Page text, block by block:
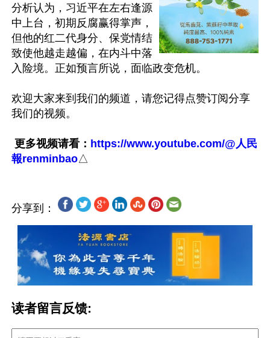
分析认为，习近平在左右逢源
中上台，初期反腐赢得掌声，
但他的红二代身分、保党情结
致使他越走越偏，在内斗中落
入险境。正如预言所说，面临政变危机。
欢迎大家来到我们的频道，请您记得点赞订阅分享
我们的视频。
更多视频请看： https://www.youtube.com/@人民
報renminbao
分享到：
读者留言反馈: